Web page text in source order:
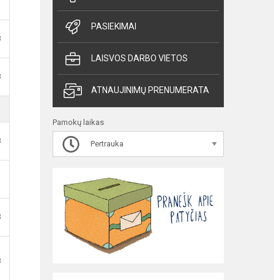
PASIEKIMAI
LAISVOS DARBO VIETOS
ATNAUJINIMŲ PRENUMERATA
Pamokų laikas
Pertrauka